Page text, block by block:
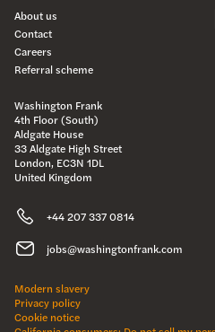
Washington Frank
4th Floor (South)
Aldgate House
33 Aldgate High Street
London, EC3N 1DL
United Kingdom
+44 207 337 0814
jobs@washingtonfrank.com
About us
Contact
Careers
Referral scheme
Modern slavery
Privacy policy
Cookie notice